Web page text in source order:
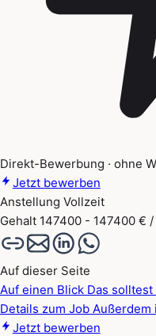
Direkt-Bewerbung · ohne
Jetzt bewerben
Anstellung Vollzeit
Gehalt 147400 - 147400 €
Auf dieser Seite
Auf einen Blick Das
Details zum Job Außerdem
Jetzt bewerben